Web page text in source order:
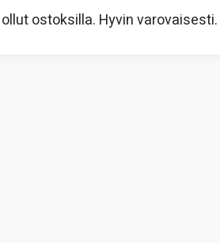
ostoksilla. Hyvin varovaisesti.